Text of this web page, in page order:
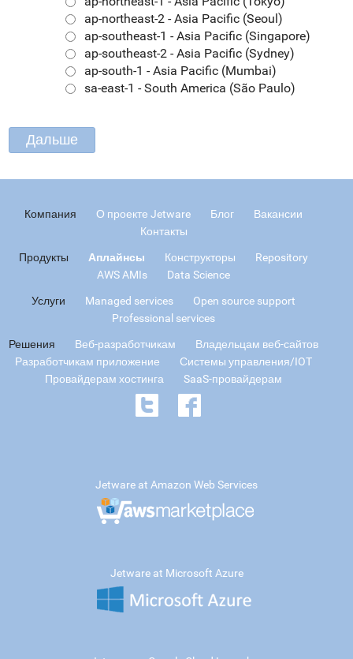
ap-northeast-2 - Asia Pacific (Seoul)
ap-southeast-1 - Asia Pacific (Singapore)
ap-southeast-2 - Asia Pacific (Sydney)
ap-south-1 - Asia Pacific (Mumbai)
sa-east-1 - South America (São Paulo)
Компания О проекте Jetware Блог
Вакансии
Контакты
Продукты Аплайнсы Конструкторы
Repository
AWS AMIs
Data Science
Услуги Managed services
Open source support
Professional services
Решения Веб-разработчикам
Владельцам веб-сайтов
Разработчикам приложение
Системы управления/IOT
Провайдерам хостинга
SaaS-провайдерам
Jetware at Amazon Web Services
Jetware at Microsoft Azure